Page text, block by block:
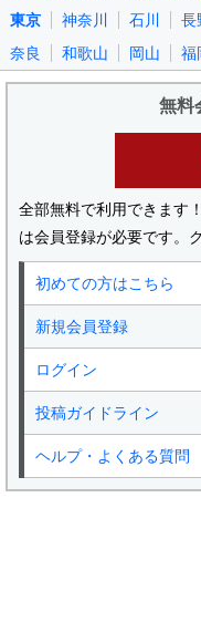
東京
神奈川 石川 長
奈良
和歌山 岡山 福
無料
全部無料で利用できます
は会員登録が必要です。
初めての方はこちら
新規会員登録
ログイン
投稿ガイドライン
ヘルプ・よくある質問